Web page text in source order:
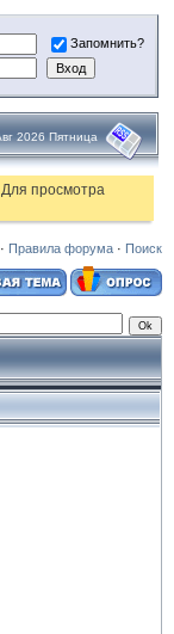
Запомнить?
2026 Пятница
просмотра
· Правила форума · Поиск